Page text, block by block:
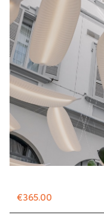
€365.00